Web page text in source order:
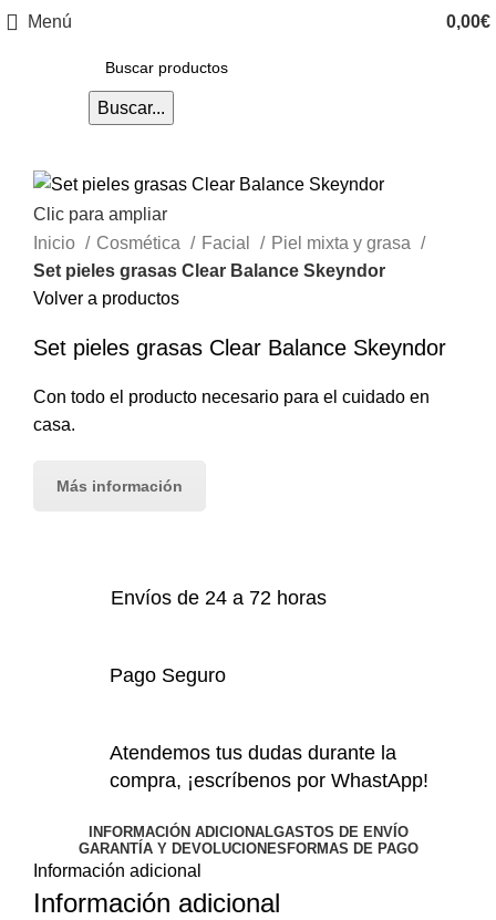
Menú 0,00€
Buscar...
Clic para ampliar
Inicio
Cosmética Facial
Piel mixta y grasa
Set pieles grasas Clear Balance Skeyndor
Volver a productos
Set pieles grasas Clear Balance Skeyndor
Con todo el producto necesario para el cuidado en
casa.
Más información
Envíos de 24 a 72 horas
Pago Seguro
Atendemos tus dudas durante la
compra, ¡escríbenos por WhastApp!
INFORMACIÓN ADICIONALGASTOS DE ENVÍO
GARANTÍA Y DEVOLUCIONES FORMAS DE PAGO
Información adicional
Información adicional